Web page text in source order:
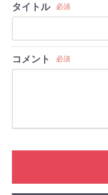
タイトル 必須
コメント 必須